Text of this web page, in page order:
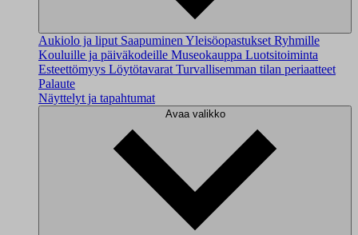
Aukiolo ja liput Saapuminen Yleisöopastukset Ryhmille
Kouluille ja päiväkodeille Museokauppa Luotsitoiminta
Esteettömyys Löytötavarat Turvallisemman tilan periaatteet
Palaute
Näyttelyt ja tapahtumat
Avaa valikko